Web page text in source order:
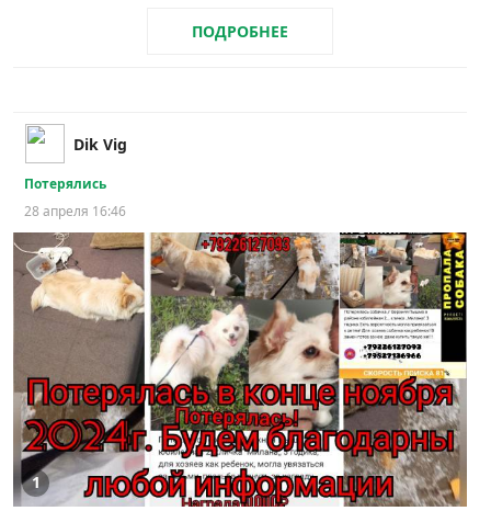
ПОДРОБНЕЕ
Dik Vig
Потерялись
28 апреля 16:46
1